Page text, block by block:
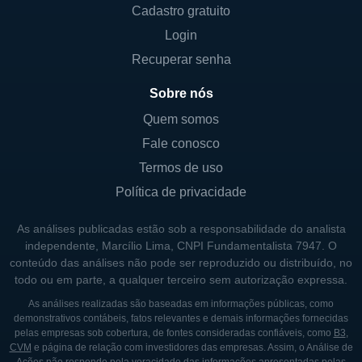
sempre pautados por rigorosos padrões de
qualidade e eficácia. Na saúde animal, seus
produtos visam trazer benefícios à saúde e
com a sustentabilidade e com práticas éticas
também é um pilar fundamental para a linha
de negócios da Dare.
No segmento agrícola, a Dare investe em
biopesticidas e biofertilizantes, buscando
criar soluções que aumentem a
produtividade e a saúde das plantações,
reduzindo a dependência de produtos
químicos tradicionais. Essa abordagem é
parte de um movimento maior em direção à
agricultura sustentável que visa proteger o
Cadastro gratuito
Login
Recuperar senha
Sobre nós
Quem somos
Fale conosco
Termos de uso
Política de privacidade
As análises publicadas estão sob a responsabilidade do analista
independente, Marcílio Lima, CNPI Fundamentalista 7947. O
conteúdo das análises não pode ser reproduzido ou distribuído, no
todo ou em parte, a qualquer terceiro sem autorização expressa.
As análises realizadas são baseadas em informações públicas, como
demonstrativos contábeis, fatos relevantes e demais informações fornecidas
pelas empresas sob cobertura, de fontes consideradas confiáveis, como B3,
CVM e página de relação com investidores das empresas. Assim, o Análise de